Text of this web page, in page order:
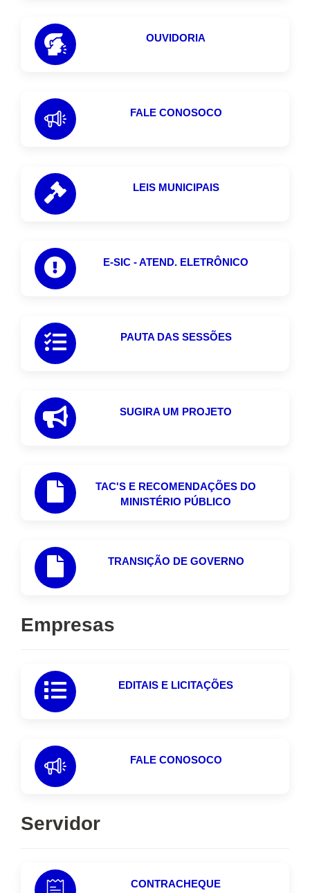
OUVIDORIA
FALE CONOSOCO
LEIS MUNICIPAIS
E-SIC - ATEND. ELETRÔNICO
PAUTA DAS SESSÕES
SUGIRA UM PROJETO
TAC'S E RECOMENDAÇÕES DO
MINISTÉRIO PÚBLICO
TRANSIÇÃO DE GOVERNO
Empresas
EDITAIS E LICITAÇÕES
FALE CONOSOCO
Servidor
CONTRACHEQUE